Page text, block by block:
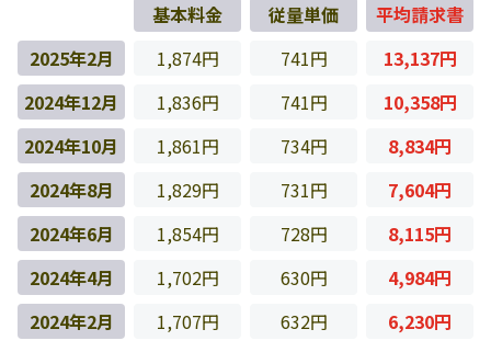
基本料金 従量単価
平均請求書
2025年2月
1,874円 741円
13,137円
2024年12月
1,836円 741円
10,358円
2024年10月
1,861円 734円
8,834円
2024年8月
1,829円 731円
7,604円
2024年6月
1,854円 728円
8,115円
2024年4月
1,702円 630円
4,984円
2024年2月
1,707円 632円 6,230円